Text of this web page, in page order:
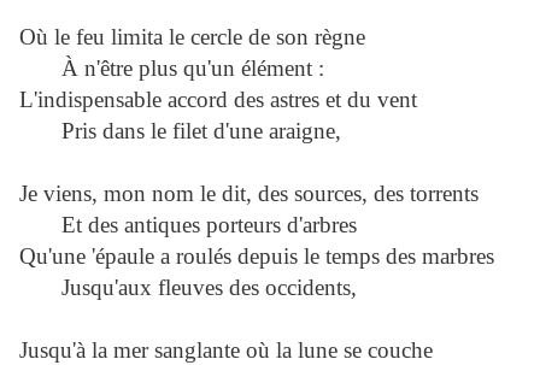
Où le feu limita le cercle de son règne
À n'être plus qu'un élément :
L'indispensable accord des astres et du vent
Pris dans le filet d'une araigne,
Je viens, mon nom le dit, des sources, des torrents
Et des antiques porteurs d'arbres
Qu'une 'épaule a roulés depuis le temps des marbres
Jusqu'aux fleuves des occidents,
Jusqu'à la mer sanglante où la lune se couche